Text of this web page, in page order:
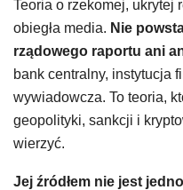
Teoria o rzekomej, ukrytej
obiegła media. Nie
rządowego raportu ani
bank centralny, instytucja
wywiadowcza. To teoria,
geopolityki, sankcji i
wierzyć.
Jej źródłem nie jest